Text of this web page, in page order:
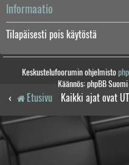
Informaatio
Tilapäisesti pois käytöstä
Keskustelufoorumin ohjelmisto
Käännös: phpBB
Etusivu Kaikki ajat ovat